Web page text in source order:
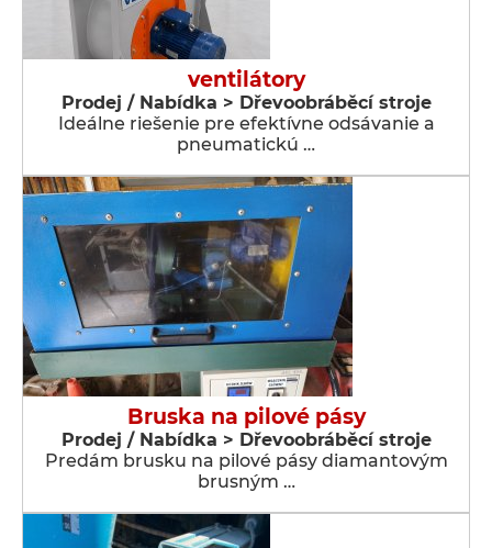
ventilátory
Prodej / Nabídka > Dřevoobráběcí stroje
Ideálne riešenie pre efektívne odsávanie a
pneumatickú …
Bruska na pilové pásy
Prodej / Nabídka > Dřevoobráběcí stroje
Predám brusku na pilové pásy diamantovým
brusným …